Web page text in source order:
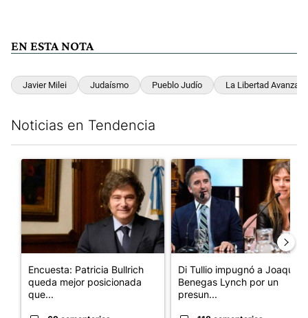
EN ESTA NOTA
Javier Milei Judaísmo Pueblo Judío La Libertad Avanza
Noticias en Tendencia
Un artículo de tendencia con el título "Encuesta: Patricia
Encuesta: Patricia Bullrich
queda mejor posicionada
que...
Un artículo de tendencia con
Di Tullio impugnó a Joaquín
Benegas Lynch por un
presun...